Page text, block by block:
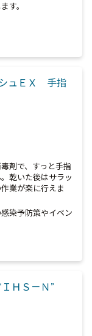
す。
ュＥＸ 手指
剤で、すっと手指
乾いた後はサラッ
業が楽に行えま
染予防策やイベン
ＨＳ－Ｎ”